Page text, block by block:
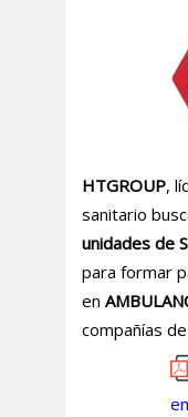
HTGROUP,
sanitario
unidades de
para formar
en
compañías